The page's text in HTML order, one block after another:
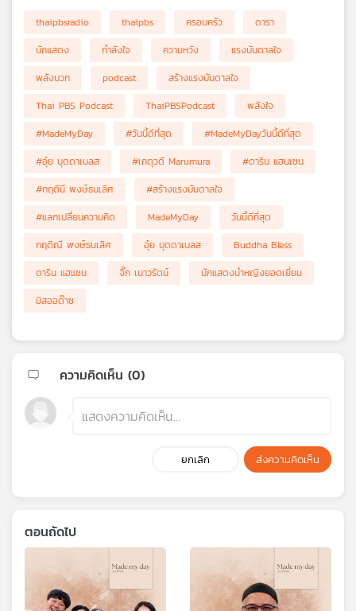
thaipbsradio thaipbs ครอบครัว
ดารา
นักแสดง
กำลังใจ ความหวัง
แรงบันดาลใจ
พลังบวก
podcast
สร้างแรงบันดาลใจ
Thai PBS Podcast
ThaiPBSPodcast
พลังใจ
#MadeMyDay
#วันนี้ดีที่สุด
#MadeMyDayวันนี้ดีที่สุด
#อุ๋ย บุดดาเบลส
#เกตุวดี Marumura
#ดาริน แฮนเซน
#กฤตินี พงษ์ธนเลิศ
#สร้างแรงบันดาลใจ
#แลกเปลี่ยนความคิด
MadeMyDay
วันนี้ดีที่สุด
กฤติณี พงษ์ธนเลิศ
อุ๋ย บุดดาเบลส
Buddha Bless
ดาริน แฮแซน
จิ๊ก เนาวรัตน์
นักแสดงนำหญิงยอดเยี่ยม
มิสออด๊าซ
ความคิดเห็น (0)
ยกเลิก ส่งความคิดเห็น
ตอนถัดไป